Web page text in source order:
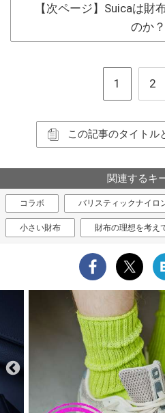
【次ページ】Suicaは財
のか？
1 2
この記事のタイトル
関連するキ
コラボ バリスティックナイロ
小さい財布 財布の理想を考え